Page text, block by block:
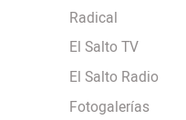
Radical
El Salto TV
El Salto Radio
Fotogalerías